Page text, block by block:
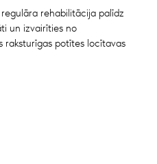
rehabilitācija palīdz
un izvairīties no
raksturīgas potītes locītavas